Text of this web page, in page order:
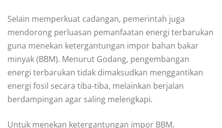
Selain memperkuat cadangan, pemerintah juga
mendorong perluasan pemanfaatan energi terbarukan
guna menekan ketergantungan impor bahan bakar
minyak (BBM). Menurut Godang, pengembangan
energi terbarukan tidak dimaksudkan menggantikan
energi fosil secara tiba-tiba, melainkan berjalan
berdampingan agar saling melengkapi.
Untuk menekan ketergantungan impor BBM,